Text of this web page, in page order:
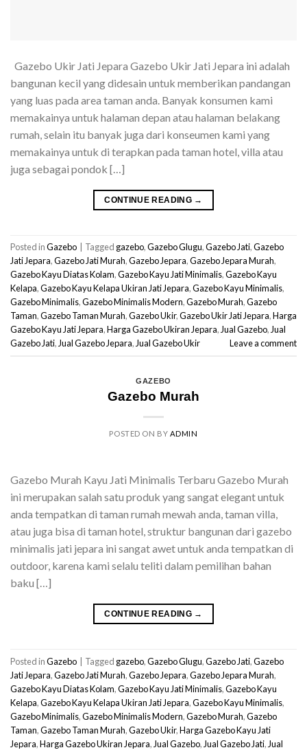
Gazebo Ukir Jati Jepara Gazebo Ukir Jati Jepara ini adalah
bangunan kecil yang didesain untuk memberikan pandangan
yang luas pada area taman anda. Banyak konsumen kami
memakainya untuk halaman depan atau halaman belakang
rumah, selain itu banyak juga dari konseumen kami yang
memakainya untuk di terapkan pada taman hotel, villa atau
juga sebagai pondok […]
CONTINUE READING →
Posted inGazebo Tagged gazebo,Gazebo Glugu,Gazebo Jati,Gazebo
Jati Jepara,Gazebo Jati Murah,Gazebo Jepara,Gazebo Jepara Murah,
Gazebo Kayu Diatas Kolam,Gazebo Kayu Jati Minimalis,Gazebo Kayu
Kelapa,Gazebo Kayu Kelapa Ukiran Jati Jepara,Gazebo Kayu Minimalis,
Gazebo Minimalis,Gazebo Minimalis Modern,Gazebo Murah,Gazebo
Taman,Gazebo Taman Murah,Gazebo Ukir,Gazebo Ukir Jati Jepara,Harga
Gazebo Kayu Jati Jepara,Harga Gazebo Ukiran Jepara, Jual Gazebo, Jual
Gazebo Jati, Jual Gazebo Jepara, Jual Gazebo Ukir Leave a comment
GAZEBO
Gazebo Murah
POSTED ON BY ADMIN
Gazebo Murah Kayu Jati Minimalis Terbaru Gazebo Murah
ini merupakan salah satu produk yang sangat elegant untuk
anda tempatkan di taman rumah mewah anda, taman villa,
atau juga bisa di taman hotel, struktur bangunan dari gazebo
minimalis jati jepara ini sangat awet untuk anda tempatkan di
outdoor, karena kami selalu teliti dalam pemilihan bahan
baku […]
CONTINUE READING →
Posted inGazebo Tagged gazebo,Gazebo Glugu,Gazebo Jati,Gazebo
Jati Jepara,Gazebo Jati Murah,Gazebo Jepara,Gazebo Jepara Murah,
Gazebo Kayu Diatas Kolam,Gazebo Kayu Jati Minimalis,Gazebo Kayu
Kelapa,Gazebo Kayu Kelapa Ukiran Jati Jepara,Gazebo Kayu Minimalis,
Gazebo Minimalis,Gazebo Minimalis Modern,Gazebo Murah,Gazebo
Taman,Gazebo Taman Murah,Gazebo Ukir,Harga Gazebo Kayu Jati
Jepara,Harga Gazebo Ukiran Jepara, Jual Gazebo, Jual Gazebo Jati, Jual